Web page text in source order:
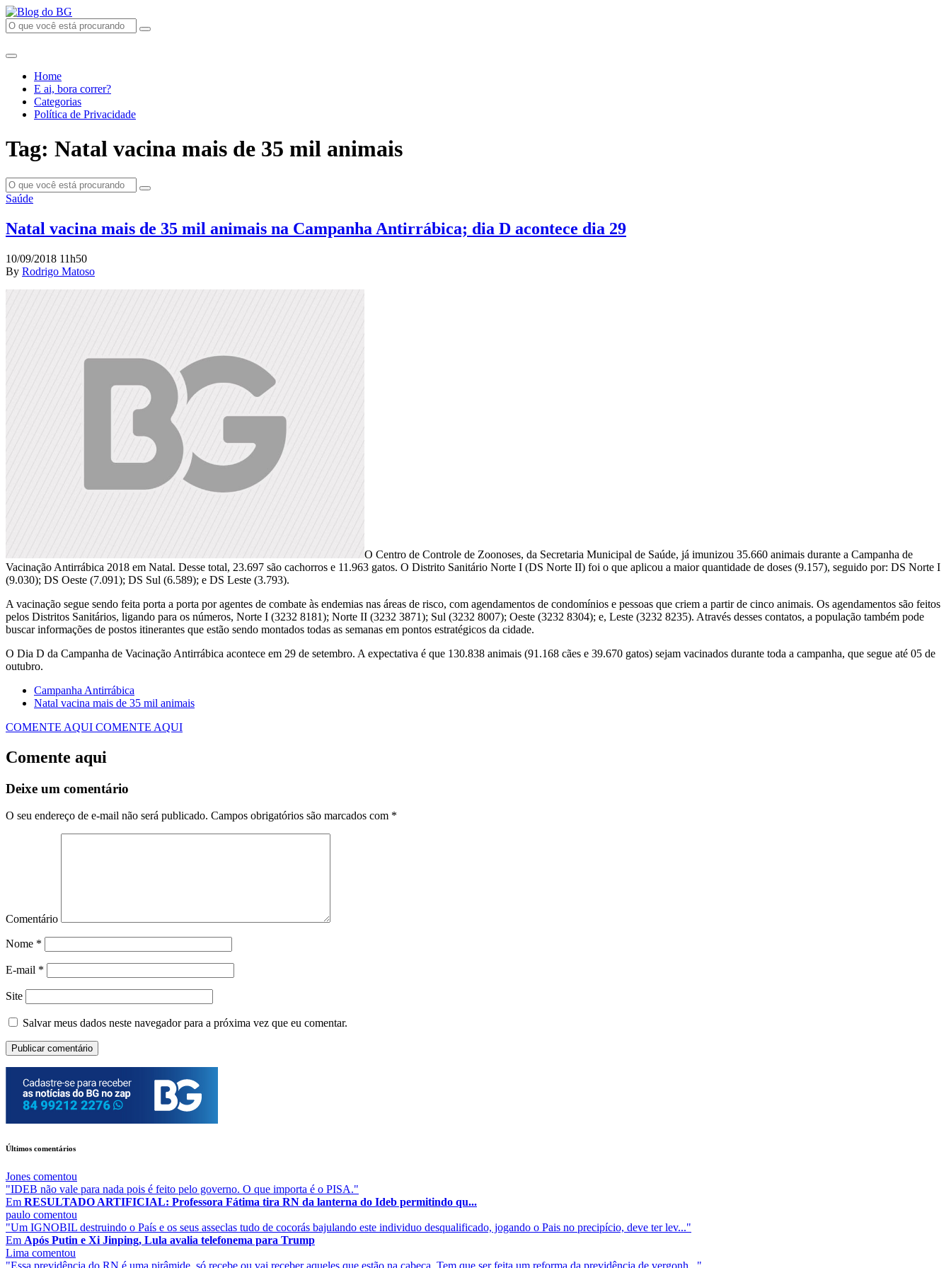
Home
E ai, bora correr?
Categorias
Política de Privacidade
Tag: Natal vacina mais de 35 mil animais
Saúde
Natal vacina mais de 35 mil animais na Campanha Antirrábica; dia D acontece dia 29
10/09/2018 11h50
By Rodrigo Matoso
O Centro de Controle de Zoonoses, da Secretaria Municipal de Saúde, já imunizou 35.660 animais durante a Campanha de
Vacinação Antirrábica 2018 em Natal. Desse total, 23.697 são cachorros e 11.963 gatos. O Distrito Sanitário Norte I (DS Norte II) foi o que aplicou a maior quantidade de doses (9.157), seguido por: DS Norte I
(9.030); DS Oeste (7.091); DS Sul (6.589); e DS Leste (3.793).
A vacinação segue sendo feita porta a porta por agentes de combate às endemias nas áreas de risco, com agendamentos de condomínios e pessoas que criem a partir de cinco animais. Os agendamentos são feitos
pelos Distritos Sanitários, ligando para os números, Norte I (3232 8181); Norte II (3232 3871); Sul (3232 8007); Oeste (3232 8304); e, Leste (3232 8235). Através desses contatos, a população também pode
buscar informações de postos itinerantes que estão sendo montados todas as semanas em pontos estratégicos da cidade.
O Dia D da Campanha de Vacinação Antirrábica acontece em 29 de setembro. A expectativa é que 130.838 animais (91.168 cães e 39.670 gatos) sejam vacinados durante toda a campanha, que segue até 05 de
outubro.
Campanha Antirrábica
Natal vacina mais de 35 mil animais
COMENTE AQUI COMENTE AQUI
Comente aqui
Deixe um comentário
O seu endereço de e-mail não será publicado. Campos obrigatórios são marcados com *
Comentário
Nome *
E-mail *
Site
Salvar meus dados neste navegador para a próxima vez que eu comentar.
Últimos comentários
Jones comentou
"IDEB não vale para nada pois é feito pelo governo. O que importa é o PISA."
Em RESULTADO ARTIFICIAL: Professora Fátima tira RN da lanterna do Ideb permitindo qu...
paulo comentou
"Um IGNOBIL destruindo o País e os seus asseclas tudo de cocorás bajulando este individuo desqualificado, jogando o Pais no precipício, deve ter lev..."
Em Após Putin e Xi Jinping, Lula avalia telefonema para Trump
Lima comentou